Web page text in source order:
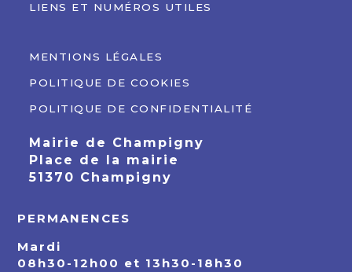
LIENS ET NUMÉROS UTILES
MENTIONS LÉGALES
POLITIQUE DE COOKIES
POLITIQUE DE CONFIDENTIALITÉ
Mairie de Champigny
Place de la mairie
51370 Champigny
PERMANENCES
Mardi
08h30-12h00 et 13h30-18h30